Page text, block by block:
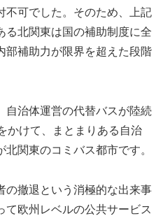
不可でした。そのため、上記
る北関東は国の補助制度に全
部補助力が限界を超えた段階
自治体運営の代替バスが陸続
かけて、まとまりある自治
関東のコミバス都市です。
の撤退という消極的な出来事
て欧州レベルの公共サービス